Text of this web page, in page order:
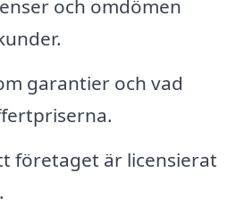
och omdömen
garantier och vad
företaget är licensierat